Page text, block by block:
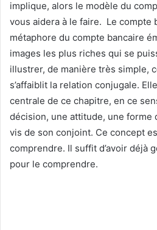
implique, alors le modèle du
vous aidera à le faire. Le compte
métaphore du compte bancaire
images les plus riches qui se
illustrer, de manière très simple,
s’affaiblit la relation conjugale.
centrale de ce chapitre, en ce
décision, une attitude, une forme
vis de son conjoint. Ce concept
comprendre. Il suffit d’avoir déjà
pour le comprendre.